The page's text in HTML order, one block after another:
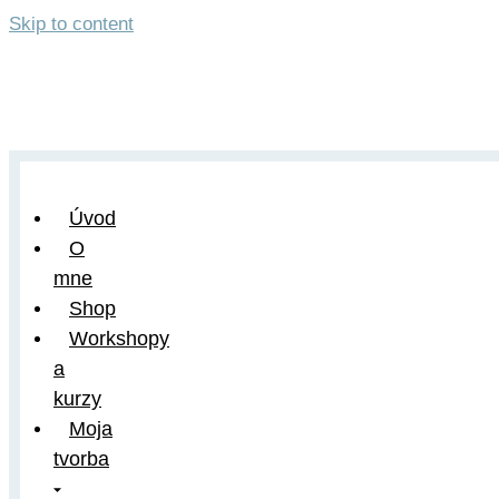
Skip to content
Úvod
O
mne
Shop
Workshopy
a
kurzy
Moja
tvorba